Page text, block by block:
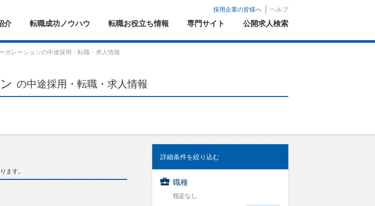
採用企業の皆様へ ヘルプ
介 転職成功ノウハウ 転職お役立ち情報 専門サイト 公開求人検索
ポレーションの中途採用・転職・求人情報
の中途採用・転職・求人情報
ます。
詳細条件を絞り込む
職種
指定なし